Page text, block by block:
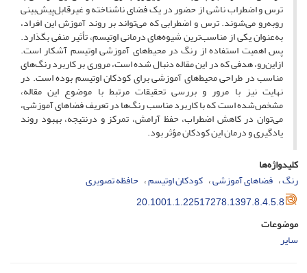
ترس و اضطراب ناشی از حضور در یک فضای ناشناخته و غیرقابل‌پیش‌بینی
روبه‌رو می‌شوند. ترس و اضطرابی که می‌تواند بر روند آموزش این افراد،
به‌عنوان یکی از مناسب‌ترین شیوه‌های درمانی اوتیسم، تأثیر منفی بگذارد.
پس اهمیت استفاده از رنگ در محیط‌های آموزشی اوتیسم آشکار است.
ازاین‌رو، هدفی که در این مقاله دنبال شده است، مروری بر کاربرد رنگ‌های
مناسب در طراحی محیط‌های آموزشی برای کودکان اوتیسم بوده است. در
نهایت نیز با مرور و بررسی تحقیقات مرتبط با موضوع این مقاله،
مشخص‌شده است که با کاربرد مناسب رنگ‌ها در تعریف فضاهای آموزشی،
می‌توان در کاهش اضطراب، حفظ آرامش، تمرکز و درنتیجه، بهبود روند
یادگیری و درمان این کودکان مؤثر بود.
کلیدواژه‌ها
رنگ فضاهای آموزشی کودکان اوتیسم حافظه تصویری
20.1001.1.22517278.1397.8.4.5.8
موضوعات
سایر